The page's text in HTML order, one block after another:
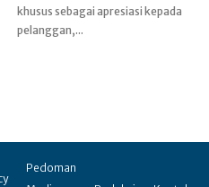
pelanggan,...
Pedoman